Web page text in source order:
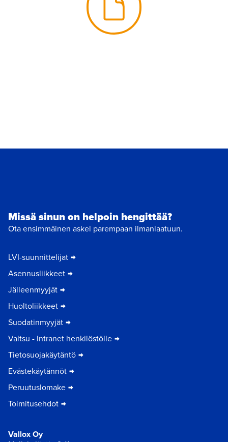
Missä sinun on helpoin hengittää?
Ota ensimmäinen askel parempaan ilmanlaatuun.
LVI-suunnittelijat
Asennusliikkeet
Jälleenmyyjät
Huoltoliikkeet
Suodatinmyyjät
Valtsu - Intranet henkilöstölle
Tietosuojakäytäntö
Evästekäytännöt
Peruutuslomake
Toimitusehdot
Vallox Oy